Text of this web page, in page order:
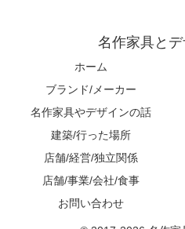
名作家具と
ホーム
ブランド/メーカー
名作家具やデザインの話
建築/行った場所
店舗/経営/独立関係
店舗/事業/会社/食事
お問い合わせ